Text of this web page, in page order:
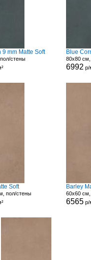
9 mm Matte Soft
стены
Blue
80x80
6992 р/
Soft
пол/стены
Barley
60x60
6565 р/